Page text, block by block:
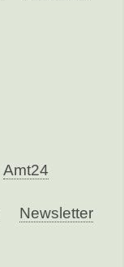
Amt24
Newsletter